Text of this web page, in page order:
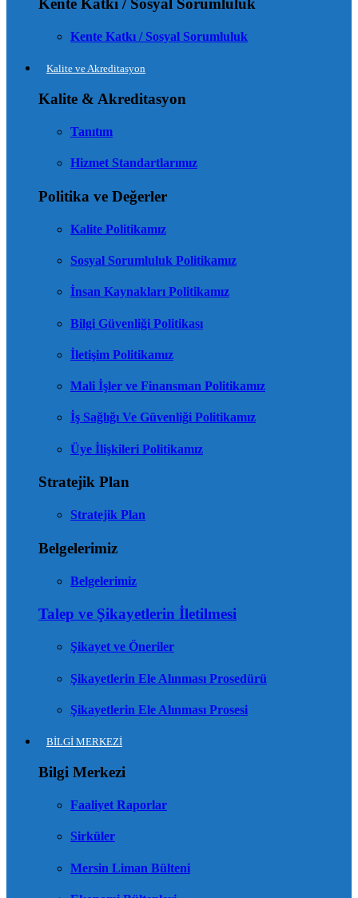
Kente Katkı / Sosyal Sorumluluk
Kalite ve Akreditasyon
Kalite & Akreditasyon
Tanıtım
Hizmet Standartlarımız
Politika ve Değerler
Kalite Politikamız
Sosyal Sorumluluk Politikamız
İnsan Kaynakları Politikamız
Bilgi Güvenliği Politikası
İletişim Politikamız
Mali İşler ve Finansman Politikamız
İş Sağlığı Ve Güvenliği Politikamız
Üye İlişkileri Politikamız
Stratejik Plan
Stratejik Plan
Belgelerimiz
Belgelerimiz
Talep ve Şikayetlerin İletilmesi
Şikayet ve Öneriler
Şikayetlerin Ele Alınması Prosedürü
Şikayetlerin Ele Alınması Prosesi
BİLGİ MERKEZİ
Bilgi Merkezi
Faaliyet Raporlar
Sirküler
Mersin Liman Bülteni